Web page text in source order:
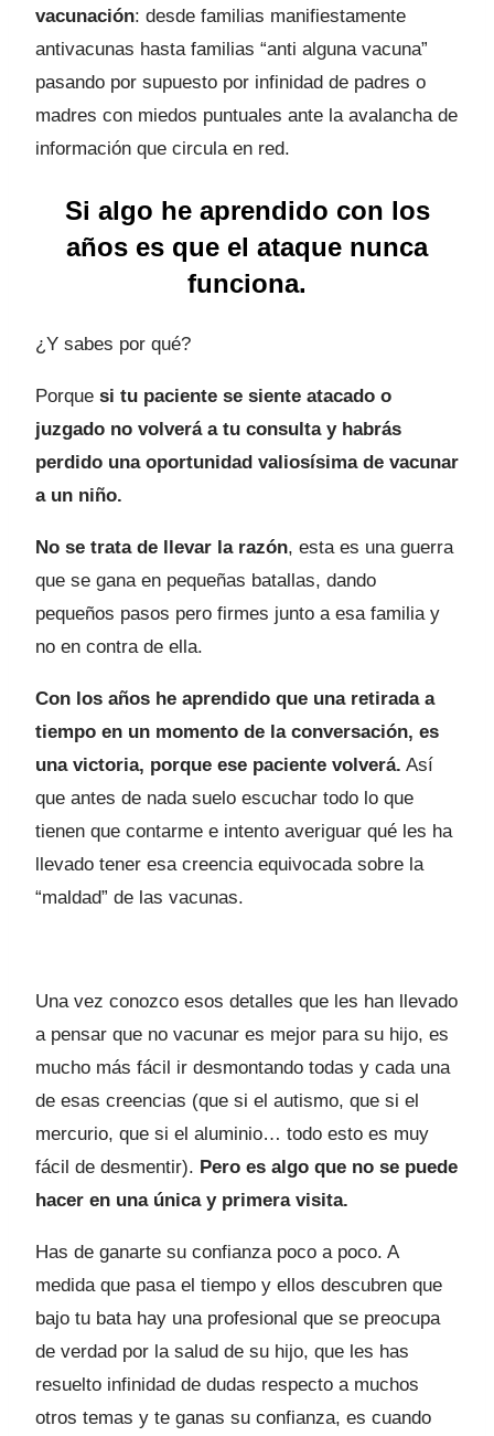
vacunación: desde familias manifiestamente
antivacunas hasta familias “anti alguna vacuna”
pasando por supuesto por infinidad de padres o
madres con miedos puntuales ante la avalancha de
información que circula en red.
Si algo he aprendido con los
años es que el ataque nunca
funciona.
¿Y sabes por qué?
Porque si tu paciente se siente atacado o
juzgado no volverá a tu consulta y habrás
perdido una oportunidad valiosísima de vacunar
a un niño.
No se trata de llevar la razón, esta es una guerra
que se gana en pequeñas batallas, dando
pequeños pasos pero firmes junto a esa familia y
no en contra de ella.
Con los años he aprendido que una retirada a
tiempo en un momento de la conversación, es
una victoria, porque ese paciente volverá. Así
que antes de nada suelo escuchar todo lo que
tienen que contarme e intento averiguar qué les ha
llevado tener esa creencia equivocada sobre la
“maldad” de las vacunas.
Una vez conozco esos detalles que les han llevado
a pensar que no vacunar es mejor para su hijo, es
mucho más fácil ir desmontando todas y cada una
de esas creencias (que si el autismo, que si el
mercurio, que si el aluminio… todo esto es muy
fácil de desmentir). Pero es algo que no se puede
hacer en una única y primera visita.
Has de ganarte su confianza poco a poco. A
medida que pasa el tiempo y ellos descubren que
bajo tu bata hay una profesional que se preocupa
de verdad por la salud de su hijo, que les has
resuelto infinidad de dudas respecto a muchos
otros temas y te ganas su confianza, es cuando